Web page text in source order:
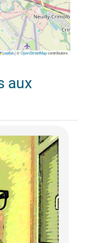
Leaflet|©OpenStreetMapcontributors
aux